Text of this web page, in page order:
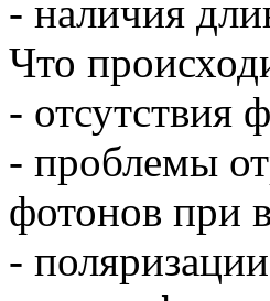
- наличия
Что
- отсутствия
- проблемы
фотонов при
-